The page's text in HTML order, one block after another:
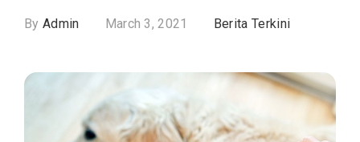
By Admin March 3, 2021 Berita Terkini